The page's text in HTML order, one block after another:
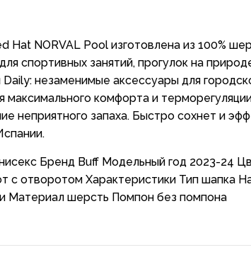
Hat NORVAL Pool изготовлена из 100%
спортивных занятий, прогулок на
незаменимые аксессуары для
комфорта и
неприятного запаха. Быстро сохнет и
Бренд Buff Модельный год 2023-24
с отворотом Характеристики Тип шапка
Материал шерсть Помпон без помпона